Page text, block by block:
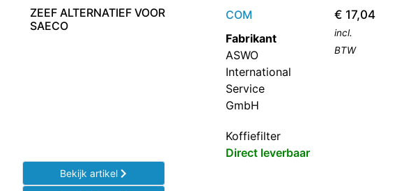
ZEEF ALTERNATIEF VOOR
SAECO
COM
Fabrikant
ASWO
International
Service
GmbH
Koffiefilter
Direct leverbaar
€ 17,04
incl.
BTW
Bekijk artikel